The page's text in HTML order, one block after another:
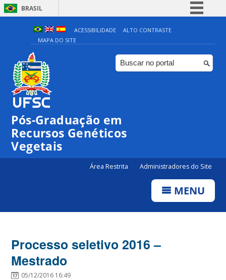
BRASIL
Simplifique!
Comunica BR
Participe
ACESSIBILIDADE
ALTO CONTRASTE
MAPA DO SITE
Pós-Graduação em
Recursos Genéticos
Vegetais
Área Restrita Administradores do Site
MENU
Processo seletivo 2016 –
Mestrado
05/12/2016 16:49